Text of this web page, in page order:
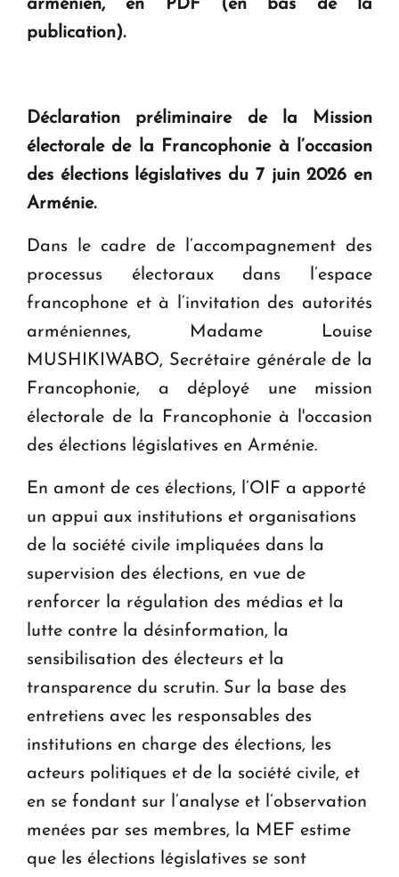
arménien, en PDF (en bas de la
publication).
Déclaration préliminaire de la Mission
électorale de la Francophonie à l’occasion
des élections législatives du 7 juin 2026 en
Arménie.
Dans le cadre de l’accompagnement des
processus électoraux dans l’espace
francophone et à l’invitation des autorités
arméniennes, Madame Louise
MUSHIKIWABO, Secrétaire générale de la
Francophonie, a déployé une mission
électorale de la Francophonie à l'occasion
des élections législatives en Arménie.
En amont de ces élections, l’OIF a apporté
un appui aux institutions et organisations
de la société civile impliquées dans la
supervision des élections, en vue de
renforcer la régulation des médias et la
lutte contre la désinformation, la
sensibilisation des électeurs et la
transparence du scrutin. Sur la base des
entretiens avec les responsables des
institutions en charge des élections, les
acteurs politiques et de la société civile, et
en se fondant sur l’analyse et l’observation
menées par ses membres, la MEF estime
que les élections législatives se sont